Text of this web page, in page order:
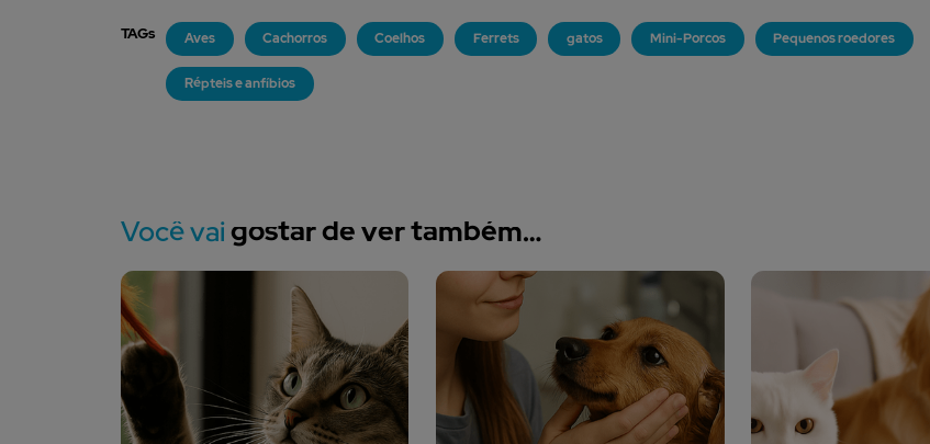
TAGs Aves Cachorros Coelhos Ferrets gatos Mini-Porcos Pequenos roedores
Répteis e anfíbios
Você vaigostar de ver também…